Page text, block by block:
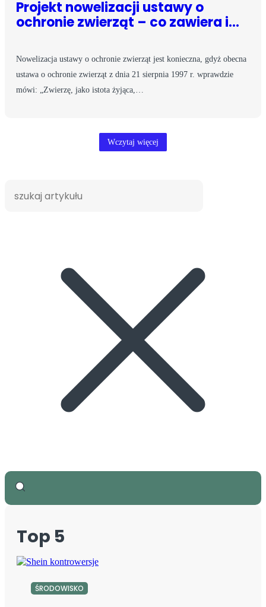
Projekt nowelizacji ustawy o
ochronie zwierząt – co zawiera i…
Nowelizacja ustawy o ochronie zwierząt jest konieczna, gdyż obecna
ustawa o ochronie zwierząt z dnia 21 sierpnia 1997 r. wprawdzie
mówi: „Zwierzę, jako istota żyjąca,…
Wczytaj więcej
Top 5
ŚRODOWISKO